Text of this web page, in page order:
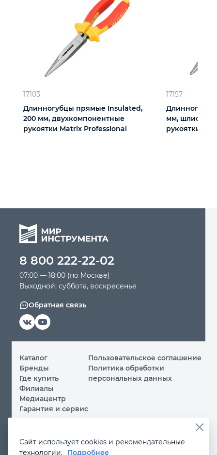
17103
Длинногубцы прямые Insulated,
200 мм, двухкомпонентные
рукоятки Matrix Professional
17157
мм,
рукоятки
8 800 222-22-02
07:00 — 18:00 (по Москве)
Выходной: суббота, воскресенье
Обратная связь
Каталог
Бренды
Где купить
Филиалы
Медиацентр
Гарантия и сервис
Пользовательское соглашение
Политика обработки
персональных данных
Вы принимаете условияполитики обработки
Сайт использует cookies и рекомендательные
технологии.
Подробнее